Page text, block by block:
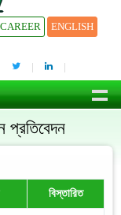
CAREER ENGLISH
প্রতিবেদন
বিস্তারিত